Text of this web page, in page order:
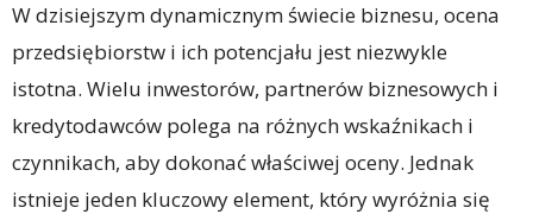
W dzisiejszym dynamicznym świecie biznesu, ocena
przedsiębiorstw i ich potencjału jest niezwykle
istotna. Wielu inwestorów, partnerów biznesowych i
kredytodawców polega na różnych wskaźnikach i
czynnikach, aby dokonać właściwej oceny. Jednak
istnieje jeden kluczowy element, który wyróżnia się